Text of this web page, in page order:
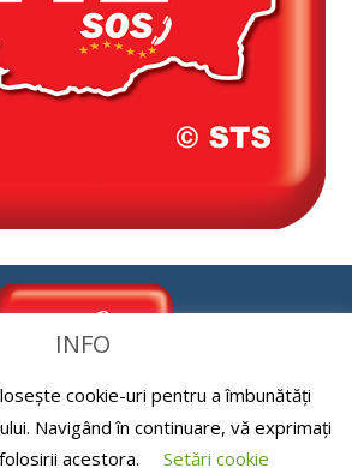
INFO
cookie-uri pentru a îmbunătăți
Navigând în continuare, vă exprimați
acestora.
Setări cookie